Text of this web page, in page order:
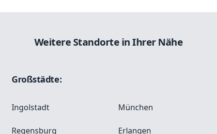
Weitere Standorte in Ihrer Nähe
Großstädte:
Ingolstadt München
Regensburg Erlangen